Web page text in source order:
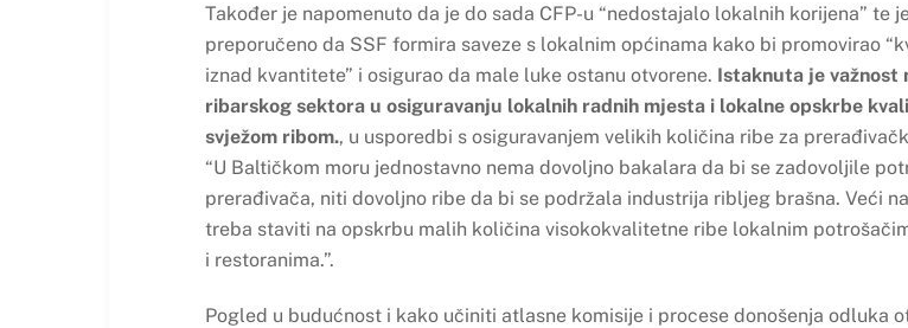
Također je napomenuto da je do sada CFP-u “nedostajalo lokalnih korijena” te
preporučeno da SSF formira saveze s lokalnim općinama kako bi promovirao
iznad kvantitete” i osigurao da male luke ostanu otvorene. Istaknuta je važnost
ribarskog sektora u osiguravanju lokalnih radnih mjesta i lokalne opskrbe
svježom ribom., u usporedbi s osiguravanjem velikih količina ribe za
“U Baltičkom moru jednostavno nema dovoljno bakalara da bi se zadovoljile
prerađivača, niti dovoljno ribe da bi se podržala industrija ribljeg brašna. Veći
treba staviti na opskrbu malih količina visokokvalitetne ribe lokalnim
i restoranima.”.
Pogled u budućnost i kako učiniti atlasne komisije i procese donošenja odluka